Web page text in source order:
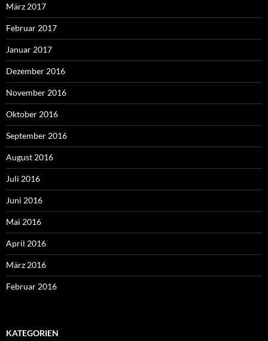
März 2017
Februar 2017
Januar 2017
Dezember 2016
November 2016
Oktober 2016
September 2016
August 2016
Juli 2016
Juni 2016
Mai 2016
April 2016
März 2016
Februar 2016
KATEGORIEN